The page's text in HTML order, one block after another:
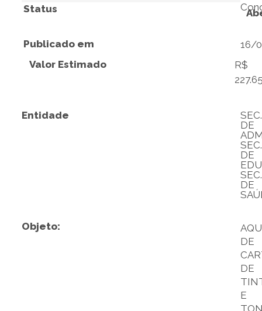
Status
Publicado em
16/
Valor Estimado
R$
Entidade
SEC.
DE
SEC.
DE
SEC.
DE
Objeto:
DE
DE
E